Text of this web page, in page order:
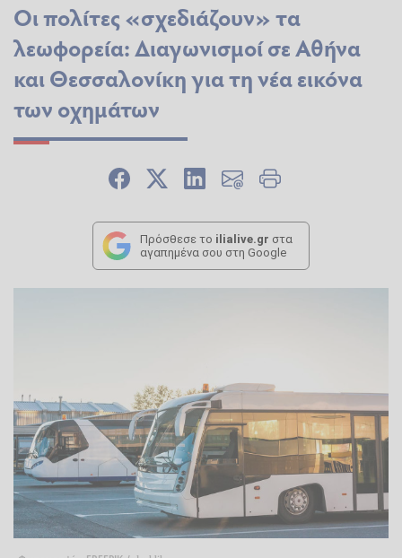
Οι πολίτες «σχεδιάζουν» τα
λεωφορεία: Διαγωνισμοί σε Αθήνα
και Θεσσαλονίκη για τη νέα εικόνα
των οχημάτων
Πρόσθεσε το ilialive.gr στα
αγαπημένα σου στη Google